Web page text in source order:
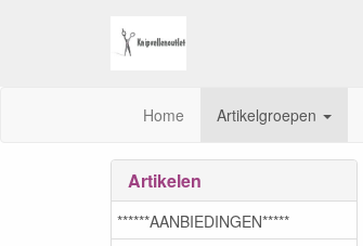
Home Artikelgroepen
Artikelen
******AANBIEDINGEN*****